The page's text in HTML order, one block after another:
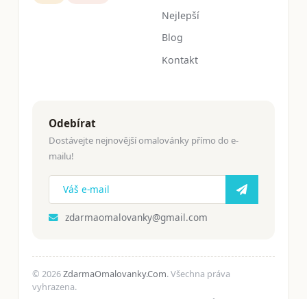
Nejlepší
Blog
Kontakt
Odebírat
Dostávejte nejnovější omalovánky přímo do e-
mailu!
zdarmaomalovanky@gmail.com
© 2026ZdarmaOmalovanky.Com. Všechna práva
vyhrazena.